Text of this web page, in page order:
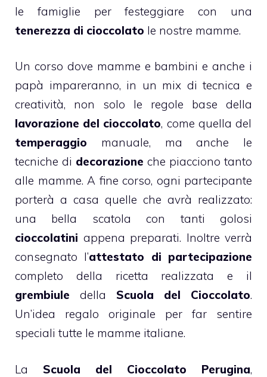
le famiglie per festeggiare con una
tenerezza di cioccolato le nostre mamme.
Un corso dove mamme e bambini e anche i
papà impareranno, in un mix di tecnica e
creatività, non solo le regole base della
lavorazione del cioccolato, come quella del
temperaggio manuale, ma anche le
tecniche di decorazione che piacciono tanto
alle mamme. A fine corso, ogni partecipante
porterà a casa quelle che avrà realizzato:
una bella scatola con tanti golosi
cioccolatini appena preparati. Inoltre verrà
consegnato l’attestato di partecipazione
completo della ricetta realizzata e il
grembiule della Scuola del Cioccolato.
Un’idea regalo originale per far sentire
speciali tutte le mamme italiane.
La Scuola del Cioccolato Perugina,